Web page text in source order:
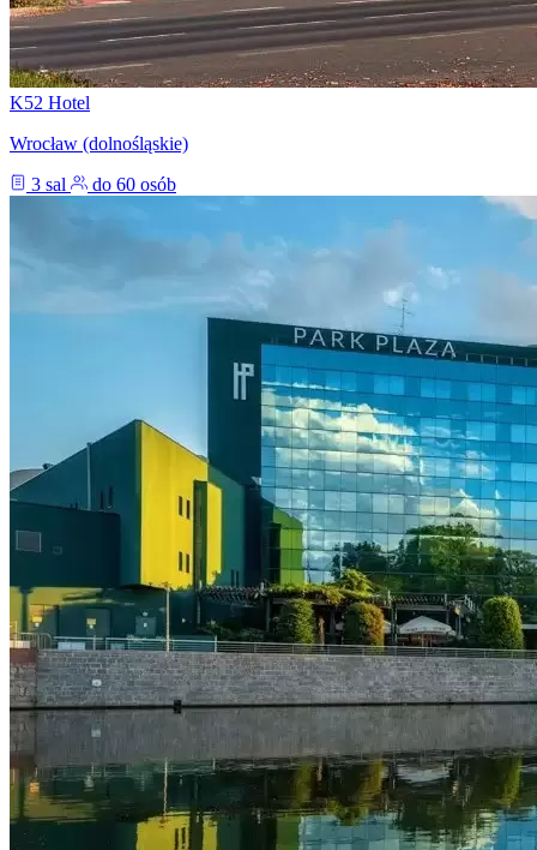
K52 Hotel
Wrocław (dolnośląskie)
3 sal
do 60 osób